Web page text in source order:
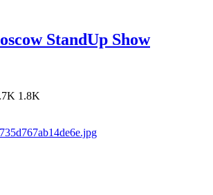
StandUp Show
1.8K